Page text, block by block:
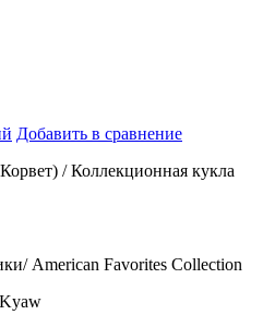
Добавить в сравнение
/ Коллекционная кукла
American Favorites Collection